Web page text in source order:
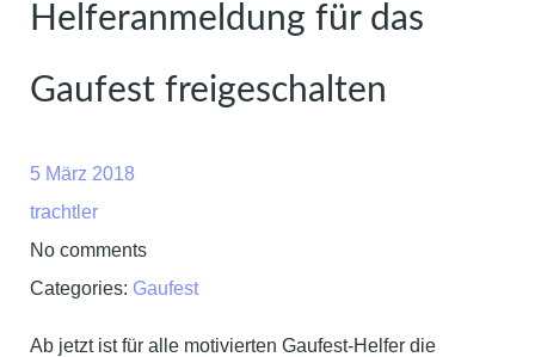
Helferanmeldung für das
Gaufest freigeschalten
5 März 2018
trachtler
No comments
Categories: Gaufest
Ab jetzt ist für alle motivierten Gaufest-Helfer die